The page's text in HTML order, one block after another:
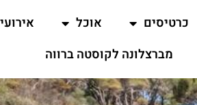
כרטיסים אוכל
מברצלונה לקוסטה ברווה